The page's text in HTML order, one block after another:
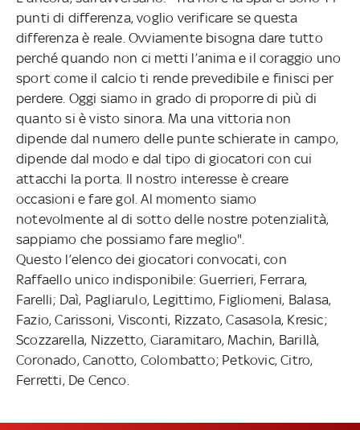
punti di differenza, voglio verificare se questa
differenza è reale. Ovviamente bisogna dare tutto
perché quando non ci metti l’anima e il coraggio uno
sport come il calcio ti rende prevedibile e finisci per
perdere. Oggi siamo in grado di proporre di più di
quanto si è visto sinora. Ma una vittoria non
dipende dal numero delle punte schierate in campo,
dipende dal modo e dal tipo di giocatori con cui
attacchi la porta. Il nostro interesse è creare
occasioni e fare gol. Al momento siamo
notevolmente al di sotto delle nostre potenzialità,
sappiamo che possiamo fare meglio".
Questo l’elenco dei giocatori convocati, con
Raffaello unico indisponibile: Guerrieri, Ferrara,
Farelli; Daì, Pagliarulo, Legittimo, Figliomeni, Balasa,
Fazio, Carissoni, Visconti, Rizzato, Casasola, Kresic;
Scozzarella, Nizzetto, Ciaramitaro, Machin, Barillà,
Coronado, Canotto, Colombatto; Petkovic, Citro,
Ferretti, De Cenco.